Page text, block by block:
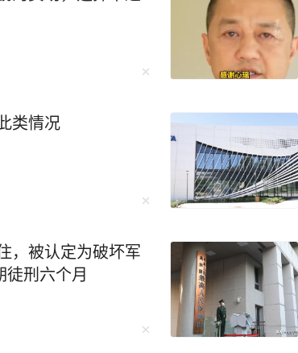
相比之下，沈南璆就懂事
朝政，也从不与其他臣僚拉帮结派。他还时
养之道。 武则天听后很受用，
时间走遍全国各地，编撰成了一本书叫《历
从尧舜禹到清末，从权威斗争到历史谜题，
伪存真、去芜取菁，扫去历史的烟尘，点亮
科举互赠过诗，李鸿章签条约时裤兜里揣着
宫斗剧刺激多了！ 它不讲“盛世辉
类情况
，被认定为破坏军
徒刑六个月